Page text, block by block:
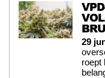
29
roept